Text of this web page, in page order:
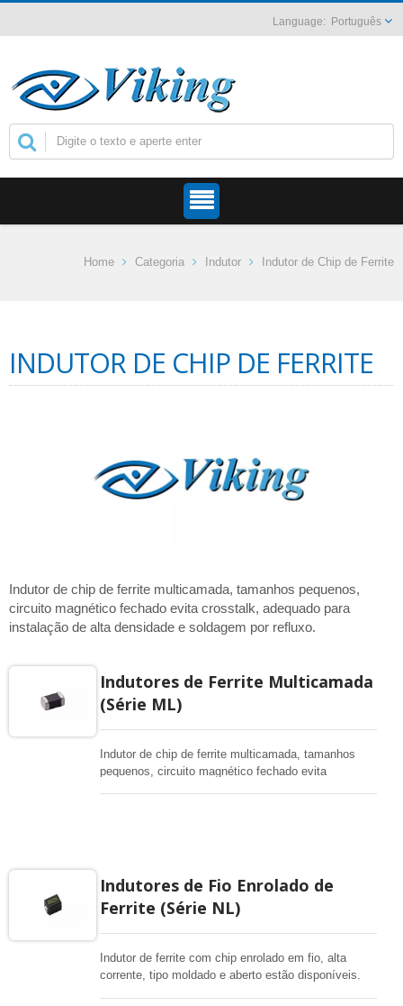
Português
Home Categoria Indutor Indutor de Chip de Ferrite
INDUTOR DE CHIP DE FERRITE
Indutor de chip de ferrite multicamada, tamanhos pequenos,
circuito magnético fechado evita crosstalk, adequado para
instalação de alta densidade e soldagem por refluxo.
Indutores de Ferrite Multicamada
(Série ML)
Indutor de chip de ferrite multicamada, tamanhos
pequenos, circuito magnético fechado evita
Indutores de Fio Enrolado de
Ferrite (Série NL)
Indutor de ferrite com chip enrolado em fio, alta
corrente, tipo moldado e aberto estão disponíveis.